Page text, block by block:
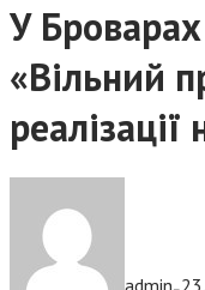
У Броварах
«Вільний